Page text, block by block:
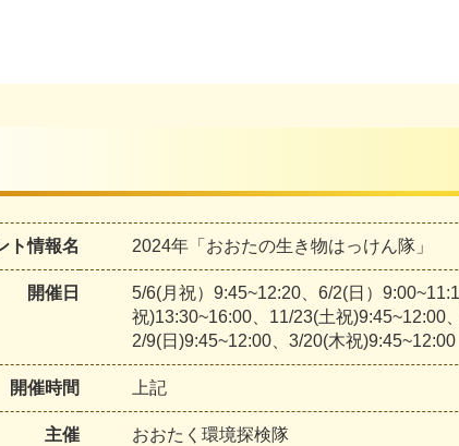
ト情報名 2024年「おおたの生き物はっけん隊」
開催日
5/6(月祝）9:45~12:20、6/2(日）
祝)13:30~16:00、11/23(土祝)9:45~12:00
2/9(日)9:45~12:00、3/20(木祝)9:45~12:00
開催時間 上記
主催 おおたく環境探検隊